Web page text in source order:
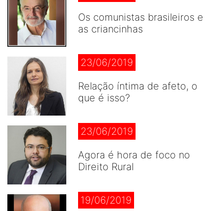
Os comunistas brasileiros e
as criancinhas
23/06/2019
Relação íntima de afeto, o
que é isso?
23/06/2019
Agora é hora de foco no
Direito Rural
19/06/2019